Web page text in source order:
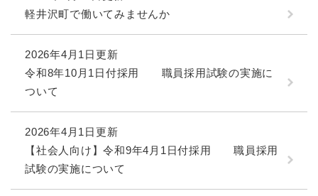
軽井沢町で働いてみませんか
2026年4月1日更新
令和8年10月1日付採用 職員採用試験の実施に
ついて
2026年4月1日更新
【社会人向け】令和9年4月1日付採用 職員採用
試験の実施について